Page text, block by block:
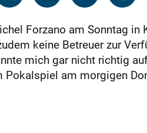
Forzano am Sonntag in
keine Betreuer zur
mich gar nicht richtig
Pokalspiel am morgigen